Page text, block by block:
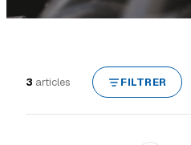
3 articles FILTRER